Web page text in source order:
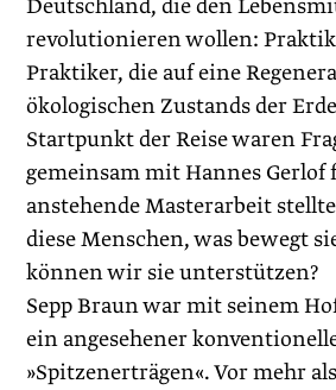
Deutschland, die den
revolutionieren wollen:
Praktiker, die auf eine
ökologischen Zustands der
Startpunkt der Reise waren
gemeinsam mit Hannes
anstehende Masterarbeit
diese Menschen, was bewegt
können wir sie unterstützen?
Sepp Braun war mit seinem
ein angesehener
»Spitzenerträgen«. Vor mehr